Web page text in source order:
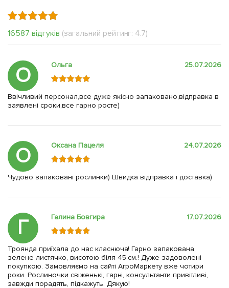
16587 відгуків (загальний рейтинг: 4.7)
О Ольга 25.07.2026
Ввічливий персонал,все дуже якісно запаковано,відправка в
заявлені сроки,все гарно росте)
О Оксана Пацеля 24.07.2026
Чудово запаковані рослинки) Швидка відправка і доставка)
Г Галина Бовгира 17.07.2026
Троянда приїхала до нас класнюча! Гарно запакована,
зелене листячко, висотою біля 45 см.! Дуже задоволені
покупкою. Замовляємо на сайті АгроМаркету вже чотири
роки. Рослиночки свіженькі, гарні, консультанти привітливі,
завжди порадять, підкажуть. Дякую!